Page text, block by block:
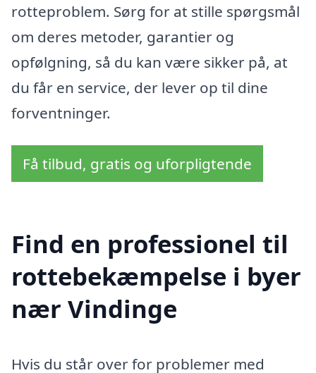
rotteproblem. Sørg for at stille spørgsmål
om deres metoder, garantier og
opfølgning, så du kan være sikker på, at
du får en service, der lever op til dine
forventninger.
Få tilbud, gratis og uforpligtende
Find en professionel til
rottebekæmpelse i byer
nær Vindinge
Hvis du står over for problemer med